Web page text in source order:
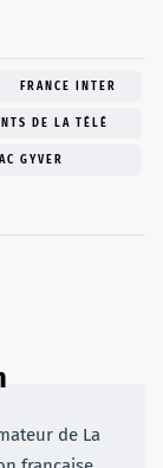
FRANCE INTER
DE LA TÉLÉ
GYVER
de La